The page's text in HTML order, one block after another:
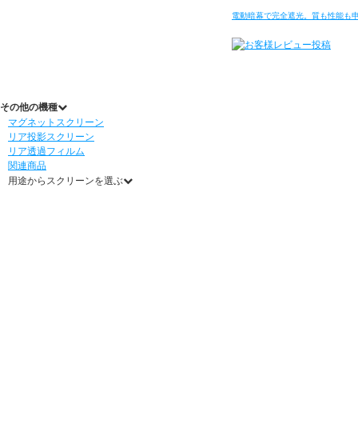
電動暗幕で完全遮光。質も性能も
その他の機種
マグネットスクリーン
リア投影スクリーン
リア透過フィルム
関連商品
用途からスクリーンを選ぶ